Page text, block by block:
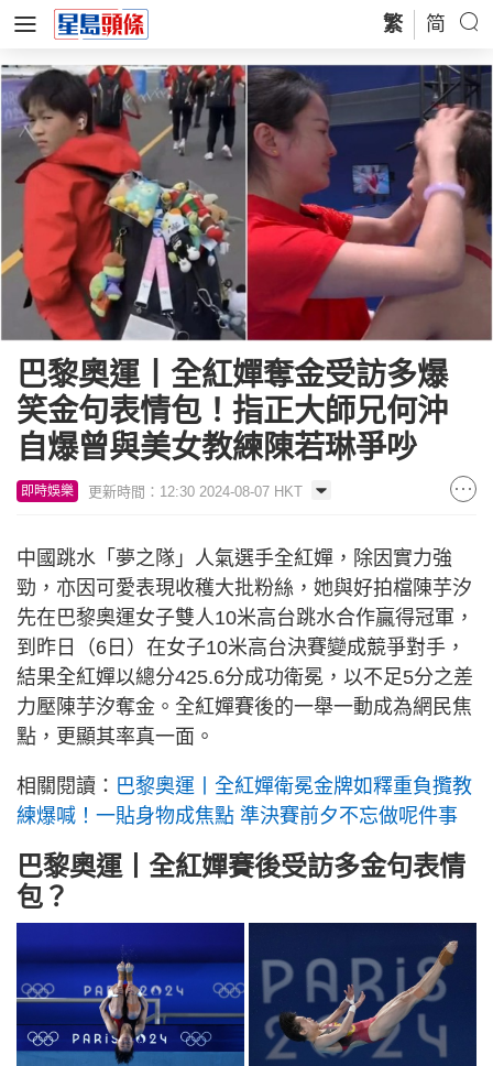
繁 简
巴黎奧運丨全紅嬋奪金受訪多爆
笑金句表情包！指正大師兄何沖
自爆曾與美女教練陳若琳爭吵
即時娛樂 更新時間：12:30 2024-08-07 HKT
中國跳水「夢之隊」人氣選手全紅嬋，除因實力強
勁，亦因可愛表現收穫大批粉絲，她與好拍檔陳芋汐
先在巴黎奧運女子雙人10米高台跳水合作贏得冠軍，
到昨日（6日）在女子10米高台決賽變成競爭對手，
結果全紅嬋以總分425.6分成功衛冕，以不足5分之差
力壓陳芋汐奪金。全紅嬋賽後的一舉一動成為網民焦
點，更顯其率真一面。
相關閱讀： 巴黎奧運丨全紅嬋衛冕金牌如釋重負攬教
練爆喊！一貼身物成焦點 準決賽前夕不忘做呢件事
巴黎奧運丨全紅嬋賽後受訪多金句表情
包？